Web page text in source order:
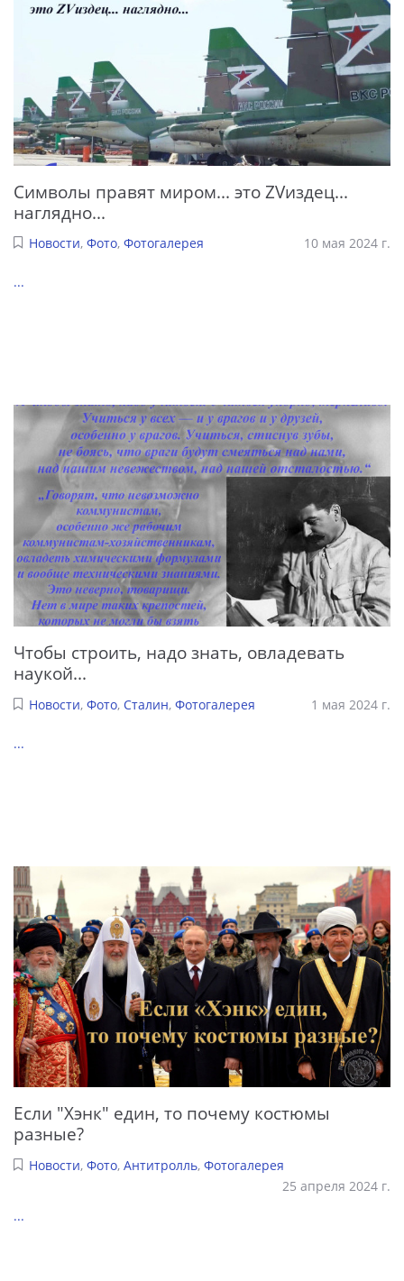
Символы правят миром... это ZVиздец...
наглядно...
Новости, Фото, Фотогалерея 10 мая 2024 г.
...
Чтобы строить, надо знать, овладевать
наукой...
Новости, Фото, Сталин, Фотогалерея 1 мая 2024 г.
...
Если "Хэнк" един, то почему костюмы
разные?
Новости, Фото, Антитролль, Фотогалерея
25 апреля 2024 г.
...